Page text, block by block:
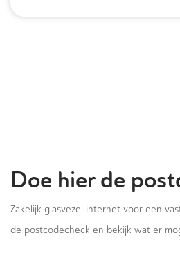
Doe hier de
Zakelijk glasvezel internet voor een
de postcodecheck en bekijk wat er